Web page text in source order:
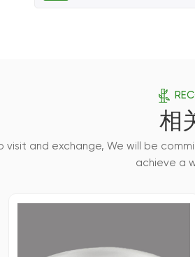
相
visit and exchange, We will be
achieve a